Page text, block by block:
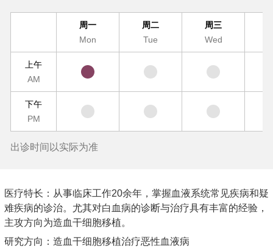
周一
Mon
周二
Tue
周三
Wed
上午
AM
下午
PM
出诊时间以实际为准
医疗特长：从事临床工作20余年，掌握血液系统常见疾病和疑
难疾病的诊治。尤其对白血病的诊断与治疗具有丰富的经验，
主攻方向为造血干细胞移植。
研究方向：造血干细胞移植治疗恶性血液病